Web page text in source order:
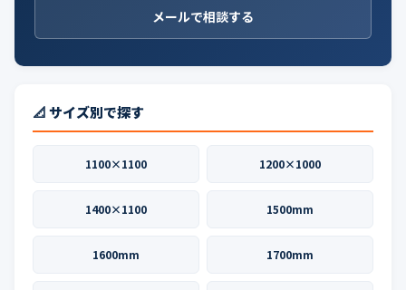
メールで相談する
📐 サイズ別で探す
1100×1100 1200×1000
1400×1100 1500mm
1600mm 1700mm